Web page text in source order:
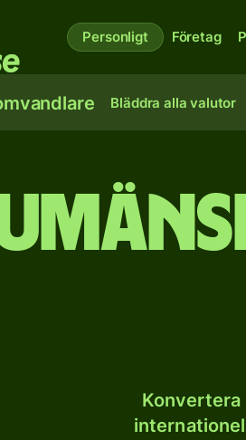
Personligt Företag
Bläddra alla valutor
Konvertera